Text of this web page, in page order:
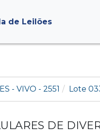
de Leilões
- VIVO - 2551 Lote
DE